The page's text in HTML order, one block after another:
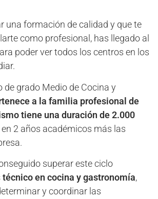
una formación de calidad y que te
como profesional, has llegado al
poder ver todos los centros en los
de grado Medio de Cocina y
a la familia profesional de
tiene una duración de 2.000
2 años académicos más las
superar este ciclo
técnico en cocina y gastronomía,
y coordinar las